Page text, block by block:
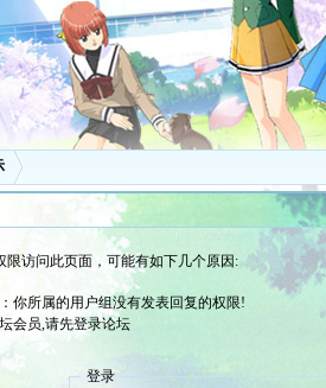
限访问此页面，可能有如下几个原因:
你所属的用户组没有发表回复的权限!
会员,请先登录论坛
登录